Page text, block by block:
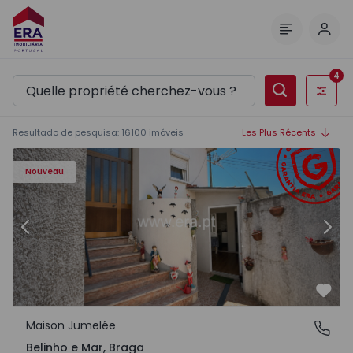
Filtres
4
Resultado de pesquisa: 16100 imóveis Les Plus Récents
Nouveau
- 12
Maison Jumelée T2 Esposende, Belinho e Mar - 1550427
Précédent
Belinho e Mar, Braga
Maison Jumelée
Belinho e Mar, Braga